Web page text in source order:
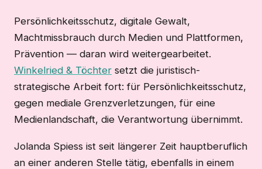
Persönlichkeitsschutz, digitale Gewalt,
Machtmissbrauch durch Medien und Plattformen,
Prävention — daran wird weitergearbeitet.
Winkelried & Töchter setzt die juristisch-
strategische Arbeit fort: für Persönlichkeitsschutz,
gegen mediale Grenzverletzungen, für eine
Medienlandschaft, die Verantwortung übernimmt.
Jolanda Spiess ist seit längerer Zeit hauptberuflich
an einer anderen Stelle tätig, ebenfalls in einem